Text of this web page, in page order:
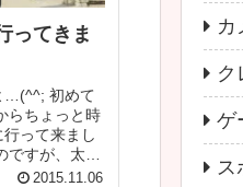
ってきま
…(^^; 初めて
らちょっと時
って来まし
すが、太宰
2015.11.06
カ
ク
ゲ
ス